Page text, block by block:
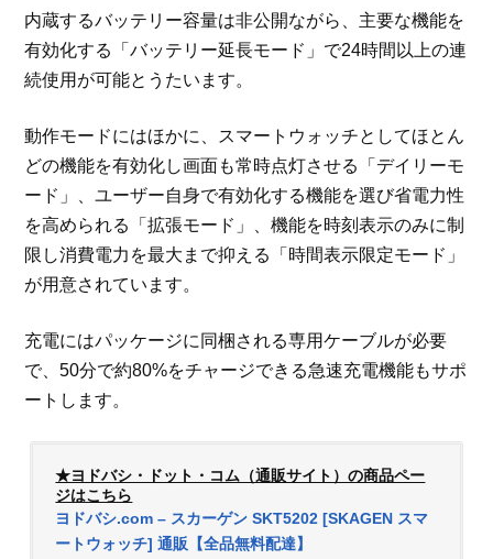
内蔵するバッテリー容量は非公開ながら、主要な機能を
有効化する「バッテリー延長モード」で24時間以上の連
続使用が可能とうたいます。
動作モードにはほかに、スマートウォッチとしてほとん
どの機能を有効化し画面も常時点灯させる「デイリーモ
ード」、ユーザー自身で有効化する機能を選び省電力性
を高められる「拡張モード」、機能を時刻表示のみに制
限し消費電力を最大まで抑える「時間表示限定モード」
が用意されています。
充電にはパッケージに同梱される専用ケーブルが必要
で、50分で約80%をチャージできる急速充電機能もサポ
ートします。
★ヨドバシ・ドット・コム（通販サイト）の商品ペー
ジはこちら
ヨドバシ.com – スカーゲン SKT5202 [SKAGEN スマ
ートウォッチ] 通販【全品無料配達】